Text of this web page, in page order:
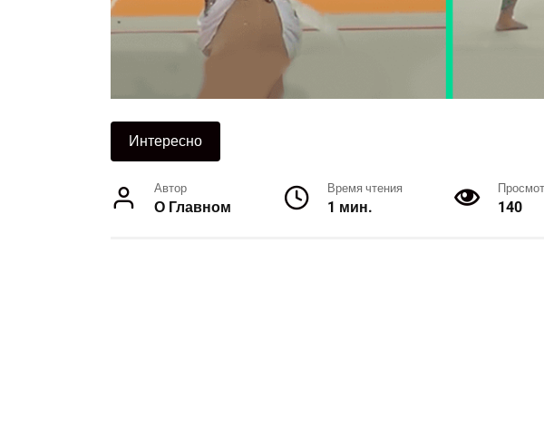
Интересно
Автор
О Главном
Время чтения
1 мин. 140